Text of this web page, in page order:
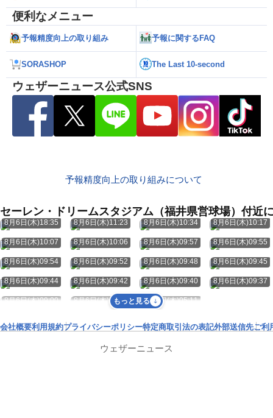
便利なメニュー
予報精度向上の取り組み 予報に関するFAQ
SORASHOP The Last 10-second
ウェザーニュース公式SNS
予報精度向上の取り組みについて
セーレン・ドリームスタジアム（福井県営球場）付近
8月6日(木)18:35 8月6日(木)11:23 8月6日(木)10:34 8月6日(木)10:17
8月6日(木)10:07 8月6日(木)10:06 8月6日(木)09:57 8月6日(木)09:55
8月6日(木)09:54 8月6日(木)09:52 8月6日(木)09:48 8月6日(木)09:45
8月6日(木)09:44 8月6日(木)09:42 8月6日(木)09:40 8月6日(木)09:37
8月6日(木)09:00 8月6日(木)07:35 8月6日(木)05:11
もっと見る
会社概要利用規約プライバシーポリシー特定商取引法の表記外部送信先ご利
ウェザーニュース